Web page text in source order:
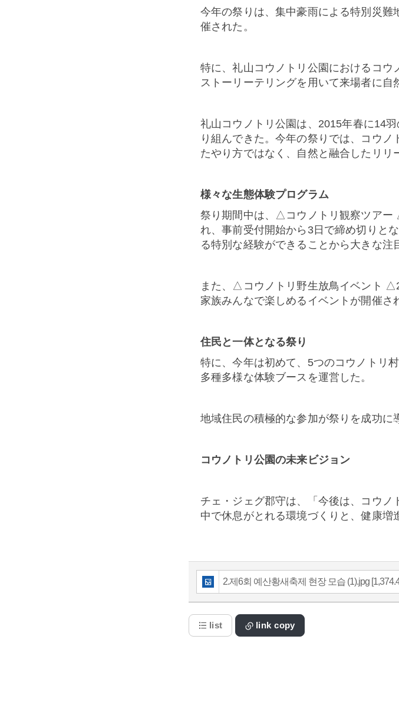
今年の祭りは、集中豪雨による特別災難
催された。
特に、礼山コウノトリ公園におけるコウ
ストーリーテリングを用いて来場者に自
礼山コウノトリ公園は、 2015年春に14羽
り組んできた。今年の祭りでは、コウノ
たやり方ではなく、自然と融合したリリ
様々な生態体験プログラム
祭り期間中は、 △ コウノトリ観察ツアー
れ、事前受付開始から 3日で締め切りと
る特別な経験ができることから大きな注
また、 △ コウノトリ野生放鳥イベント △
家族みんなで楽しめるイベントが開催さ
住民と一体となる祭り
特に、今年は初めて、 5つのコウノトリ
多種多様な体験ブースを運営した。
地域住民の積極的な参加が祭りを成功に
コウノトリ公園の未来ビジョン
チェ・ジェグ郡守は、「今後は、コウ
中で休息がとれる環境づくりと、健康増
2.제6회 예산황새축제 현장 모습 (1).jpg
list link copy